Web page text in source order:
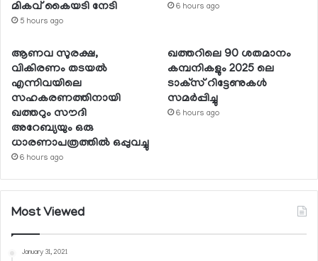
മികവ് കൈയടി നേടി
5 hours ago
6 hours ago
ആണവ സുരക്ഷ,
വികിരണം തടയല്‍
എന്നിവയിലെ
സഹകരണത്തിനായി
ഖത്തറും സൗദി
അറേബ്യയും ഒരു
ധാരണാപത്രത്തില്‍ ഒപ്പുവച്ചു
6 hours ago
ഖത്തറിലെ 90 ശതമാനം
കമ്പനികളും 2025 ലെ
ടാക്‌സ് റിട്ടേണുകള്‍
സമര്‍പ്പിച്ചു
6 hours ago
Most Viewed
January 31, 2021